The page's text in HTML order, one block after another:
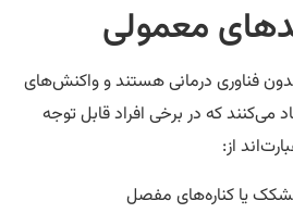
معمولی
درمانی هستند و واکنش‌های
که در برخی افراد قابل توجه
از:
یا کناره‌های مفصل